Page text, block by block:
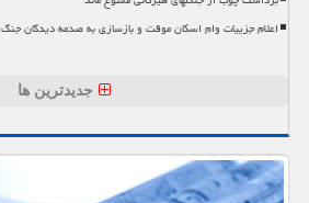
اعلام جزییات وام اسکان موقت و بازسازی به صدمه دیدگان جنگ
جدیدترین ها